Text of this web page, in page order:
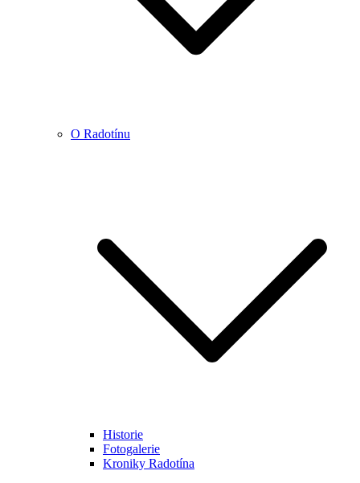
O Radotínu
Historie
Fotogalerie
Kroniky Radotína